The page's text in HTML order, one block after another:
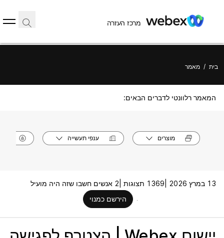
מרכז העזרה
בית / מאמר
המאמר רלוונטי לדברים הבאים:
מוצרים ענפי תעשייה
13 במרץ 2026 | 1369 תצוגות |
2 אנשים חשבו שזה היה מועיל
הירשם כמנוי